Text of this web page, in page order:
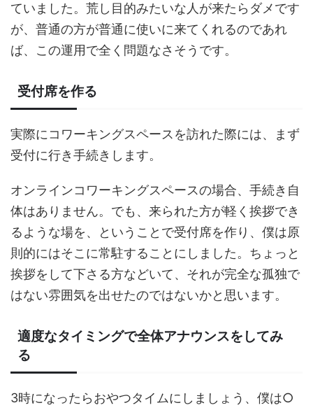
ていました。荒し目的みたいな人が来たらダメです
が、普通の方が普通に使いに来てくれるのであれ
ば、この運用で全く問題なさそうです。
受付席を作る
実際にコワーキングスペースを訪れた際には、まず
受付に行き手続きします。
オンラインコワーキングスペースの場合、手続き自
体はありません。でも、来られた方が軽く挨拶でき
るような場を、ということで受付席を作り、僕は原
則的にはそこに常駐することにしました。ちょっと
挨拶をして下さる方などいて、それが完全な孤独で
はない雰囲気を出せたのではないかと思います。
適度なタイミングで全体アナウンスをしてみ
る
3時になったらおやつタイムにしましょう、僕は○